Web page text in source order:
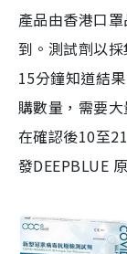
產品由香港口
到。測試劑以
15分鐘知道結
購數量，需要
在確認後10至
發DEEPBLUE